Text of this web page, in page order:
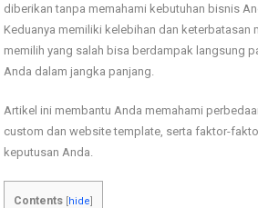
diberikan tanpa memahami kebutuhan bisnis
Keduanya memiliki kelebihan dan keterbatasan
memilih yang salah bisa berdampak langsung
Anda dalam jangka panjang.
Artikel ini membantu Anda memahami
custom dan website template, serta faktor-
keputusan Anda.
Contents [hide]